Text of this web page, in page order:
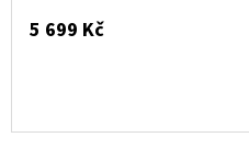
5 699 Kč